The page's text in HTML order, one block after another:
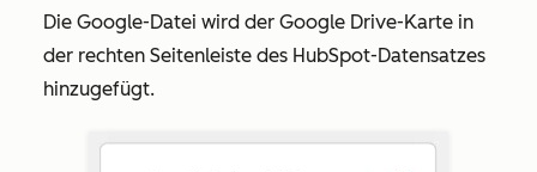
Die Google-Datei wird der Google Drive-Karte in
der rechten Seitenleiste des HubSpot-Datensatzes
hinzugefügt.